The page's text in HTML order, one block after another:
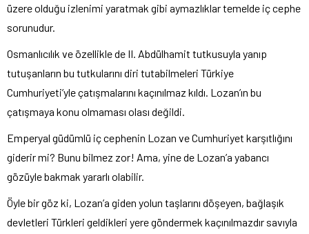
üzere olduğu izlenimi yaratmak gibi aymazlıklar temelde iç cephe
sorunudur.
Osmanlıcılık ve özellikle de II. Abdülhamit tutkusuyla yanıp
tutuşanların bu tutkularını diri tutabilmeleri Türkiye
Cumhuriyeti’yle çatışmalarını kaçınılmaz kıldı. Lozan’ın bu
çatışmaya konu olmaması olası değildi.
Emperyal güdümlü iç cephenin Lozan ve Cumhuriyet karşıtlığını
giderir mi? Bunu bilmez zor! Ama, yine de Lozan’a yabancı
gözüyle bakmak yararlı olabilir.
Öyle bir göz ki, Lozan’a giden yolun taşlarını döşeyen, bağlaşık
devletleri Türkleri geldikleri yere göndermek kaçınılmazdır savıyla